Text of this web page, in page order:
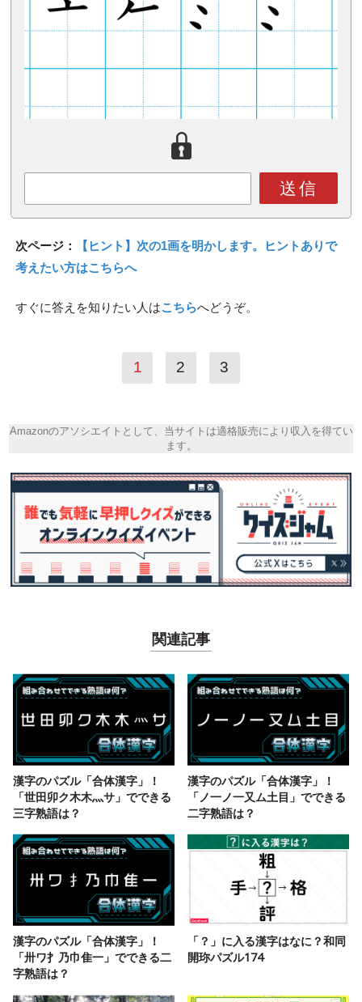
送信
次ページ：
【ヒント】次の1画を明かします。ヒントありで
考えたい方はこちらへ
すぐに答えを知りたい人はこちらへどうぞ。
1 2 3
Amazonのアソシエイトとして、当サイトは適格販売により収入を得てい
ます。
関連記事
漢字のパズル「合体漢字」！
「世田卯ク木木灬サ」でできる
三字熟語は？
漢字のパズル「合体漢字」！
「ノ一ノ一又ム土目」でできる
二字熟語は？
漢字のパズル「合体漢字」！
「卅ワ扌乃巾隹一」でできる二
字熟語は？
「？」に入る漢字はなに？和同
開珎パズル174